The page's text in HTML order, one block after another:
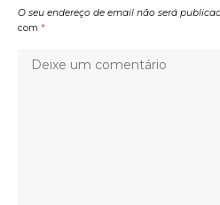
O seu endereço de email não será
com *